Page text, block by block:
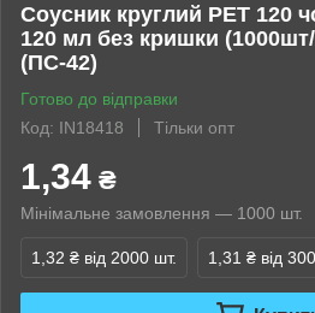
Соусник круглий PET 120
120 мл без кришки
(ПС-42)
Готово до відправки
Код: IN18418
Тільки опт
1,34 ₴
Мінімальне замовлення — 1000 шт.
1,32 ₴ від 2000 шт. 1,31 ₴ від